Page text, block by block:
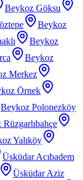
Beykoz Göksu
Beykoz
Beykoz
Beykoz
Merkez
Örnek
Beykoz Polonezköy
Yalıköy
Üsküdar Acıbadem
Üsküdar Aziz